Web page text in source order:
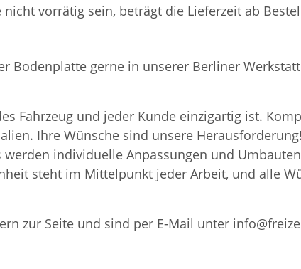
nicht vorrätig sein, beträgt die Lieferzeit ab
Bodenplatte gerne in unserer Berliner
Fahrzeug und jeder Kunde einzigartig ist.
Ihre Wünsche sind unsere
individuelle Anpassungen und
steht im Mittelpunkt jeder Arbeit, und alle
zur Seite und sind per E-Mail unter